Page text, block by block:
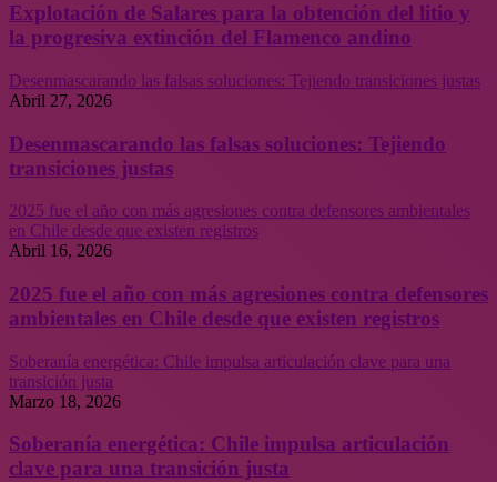
Explotación de Salares para la obtención del litio y
la progresiva extinción del Flamenco andino
Desenmascarando las falsas soluciones: Tejiendo transiciones justas
Abril 27, 2026
Desenmascarando las falsas soluciones: Tejiendo
transiciones justas
2025 fue el año con más agresiones contra defensores ambientales
en Chile desde que existen registros
Abril 16, 2026
2025 fue el año con más agresiones contra defensores
ambientales en Chile desde que existen registros
Soberanía energética: Chile impulsa articulación clave para una
transición justa
Marzo 18, 2026
Soberanía energética: Chile impulsa articulación
clave para una transición justa